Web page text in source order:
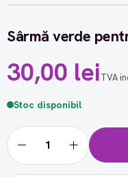
Sârmă verde
30,00 leiTVA
Stoc disponibil